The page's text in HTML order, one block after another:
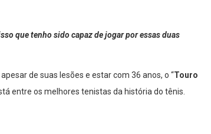
que tenho sido capaz de jogar por essas duas
de suas lesões e estar com 36 anos, o “Touro
entre os melhores tenistas da história do tênis.